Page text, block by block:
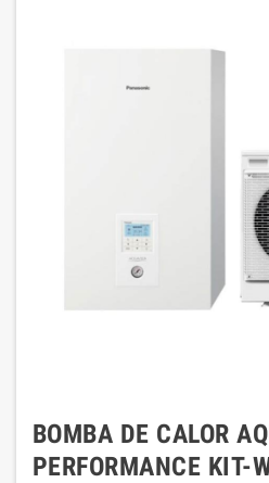
BOMBA DE CALOR
PERFORMANCE KIT-